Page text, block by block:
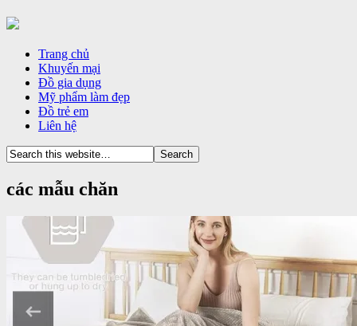
Trang chủ
Khuyến mại
Đồ gia dụng
Mỹ phẩm làm đẹp
Đồ trẻ em
Liên hệ
các mẫu chăn